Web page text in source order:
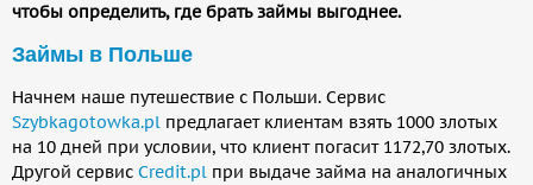
чтобы определить, где брать займы выгоднее.
Займы в Польше
Начнем наше путешествие с Польши. Сервис
Szybkagotowka.pl предлагает клиентам взять 1000 злотых
на 10 дней при условии, что клиент погасит 1172,70 злотых.
Другой сервис Сredit.pl при выдаче займа на аналогичных